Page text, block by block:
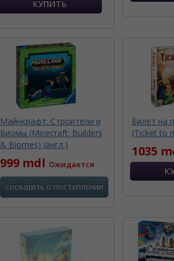
Майнкрафт: Строители и
Биомы (Minecraft: Builders
& Biomes) (англ.)
999 mdl Ожидается
СООБЩИТЬ О ПОСТУПЛЕНИИ
Билет на
(Ticket to
1035